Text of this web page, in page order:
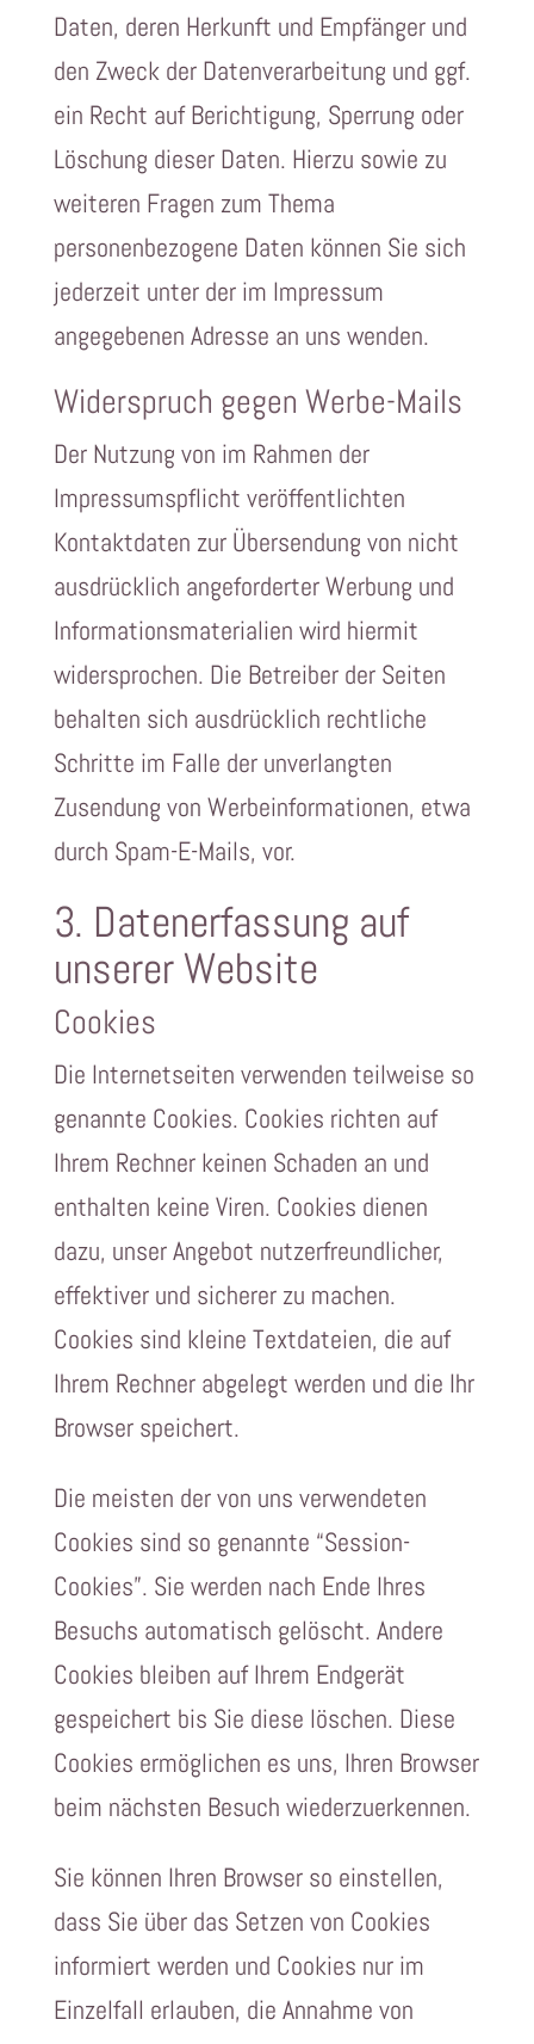
Daten, deren Herkunft und Empfänger und
den Zweck der Datenverarbeitung und ggf.
ein Recht auf Berichtigung, Sperrung oder
Löschung dieser Daten. Hierzu sowie zu
weiteren Fragen zum Thema
personenbezogene Daten können Sie sich
jederzeit unter der im Impressum
angegebenen Adresse an uns wenden.
Widerspruch gegen Werbe-Mails
Der Nutzung von im Rahmen der
Impressumspflicht veröffentlichten
Kontaktdaten zur Übersendung von nicht
ausdrücklich angeforderter Werbung und
Informationsmaterialien wird hiermit
widersprochen. Die Betreiber der Seiten
behalten sich ausdrücklich rechtliche
Schritte im Falle der unverlangten
Zusendung von Werbeinformationen, etwa
durch Spam-E-Mails, vor.
3. Datenerfassung auf
unserer Website
Cookies
Die Internetseiten verwenden teilweise so
genannte Cookies. Cookies richten auf
Ihrem Rechner keinen Schaden an und
enthalten keine Viren. Cookies dienen
dazu, unser Angebot nutzerfreundlicher,
effektiver und sicherer zu machen.
Cookies sind kleine Textdateien, die auf
Ihrem Rechner abgelegt werden und die Ihr
Browser speichert.
Die meisten der von uns verwendeten
Cookies sind so genannte “Session-
Cookies”. Sie werden nach Ende Ihres
Besuchs automatisch gelöscht. Andere
Cookies bleiben auf Ihrem Endgerät
gespeichert bis Sie diese löschen. Diese
Cookies ermöglichen es uns, Ihren Browser
beim nächsten Besuch wiederzuerkennen.
Sie können Ihren Browser so einstellen,
dass Sie über das Setzen von Cookies
informiert werden und Cookies nur im
Einzelfall erlauben, die Annahme von